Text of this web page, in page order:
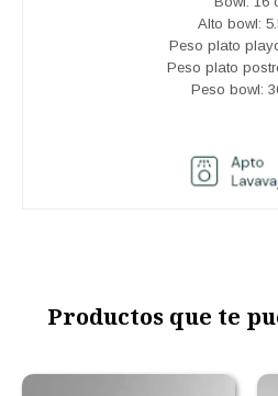
Alto bowl:
Peso plato
Peso plato
Peso bowl:
Productos que te